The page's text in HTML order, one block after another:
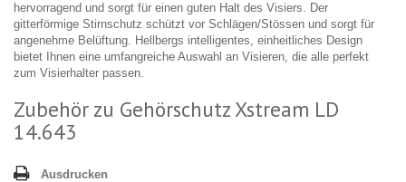
hervorragend und sorgt für einen guten Halt des Visiers. Der
gitterförmige Stirnschutz schützt vor Schlägen/Stössen und sorgt für
angenehme Belüftung. Hellbergs intelligentes, einheitliches Design
bietet Ihnen eine umfangreiche Auswahl an Visieren, die alle perfekt
zum Visierhalter passen.
Zubehör zu Gehörschutz Xstream LD
14.643
Ausdrucken